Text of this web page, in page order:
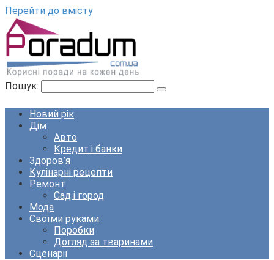
Перейти до вмісту
Пошук:
Новий рік
Дім
Авто
Кредит і банки
Здоров’я
Кулінарні рецепти
Ремонт
Сад і город
Мода
Своїми руками
Поробки
Догляд за тваринами
Сценарії